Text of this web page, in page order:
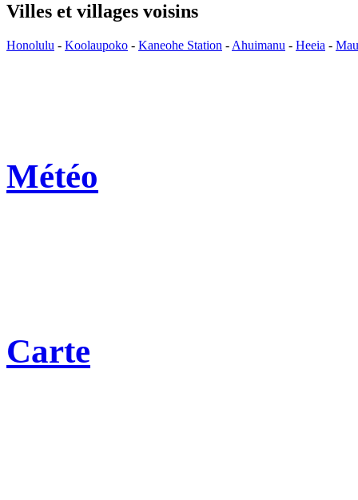
Villes et villages voisins
Honolulu - Koolaupoko - Kaneohe Station - Ahuimanu - Heeia -
Météo
Carte